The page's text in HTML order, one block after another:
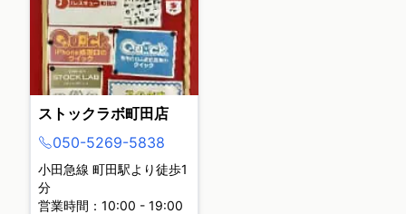
ストックラボ町田店
050-5269-5838
小田急線 町田駅より徒歩1
分
営業時間：10:00 - 19:00